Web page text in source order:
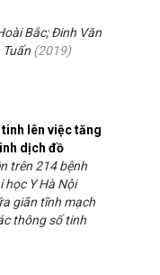
lên việc tăng
dịch đồ
Bắc; Đinh Văn
Tuấn (2019)
trên 214 bệnh
học Y Hà Nội
giãn tĩnh mạch
thông số tinh